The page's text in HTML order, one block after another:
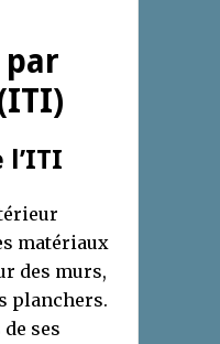
l’ITI
matériaux
des murs,
planchers.
ses